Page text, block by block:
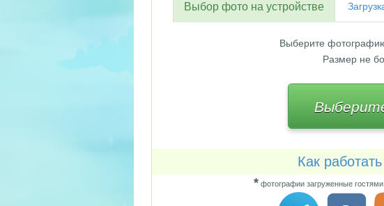
Выбор фото на устройстве
Выберите
Размер не
Как
* фотографии загруженные